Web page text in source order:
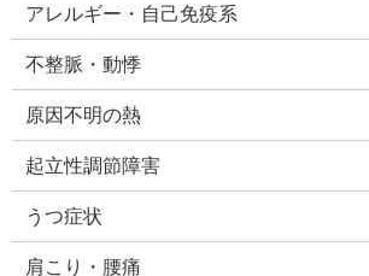
アレルギー・自己免疫系
不整脈・動悸
原因不明の熱
起立性調節障害
うつ症状
肩こり・腰痛